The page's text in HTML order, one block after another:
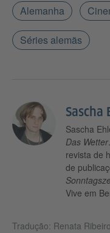
Alemanha
Séries alemãs
Sascha
Sascha
Das Wetter
revista de
de
Vive em
Tradução: Renata